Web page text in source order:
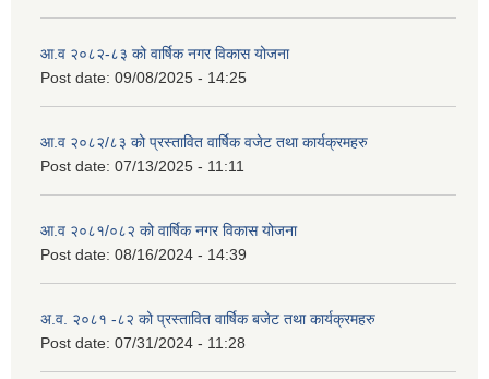
आ.व २०८२-८३ को वार्षिक नगर विकास योजना
Post date: 09/08/2025 - 14:25
आ.व २०८२/८३ को प्रस्तावित वार्षिक वजेट तथा कार्यक्रमहरु
Post date: 07/13/2025 - 11:11
आ.व २०८१/०८२ को वार्षिक नगर विकास योजना
Post date: 08/16/2024 - 14:39
अ.व. २०८१ -८२ को प्रस्तावित वार्षिक बजेट तथा कार्यक्रमहरु
Post date: 07/31/2024 - 11:28